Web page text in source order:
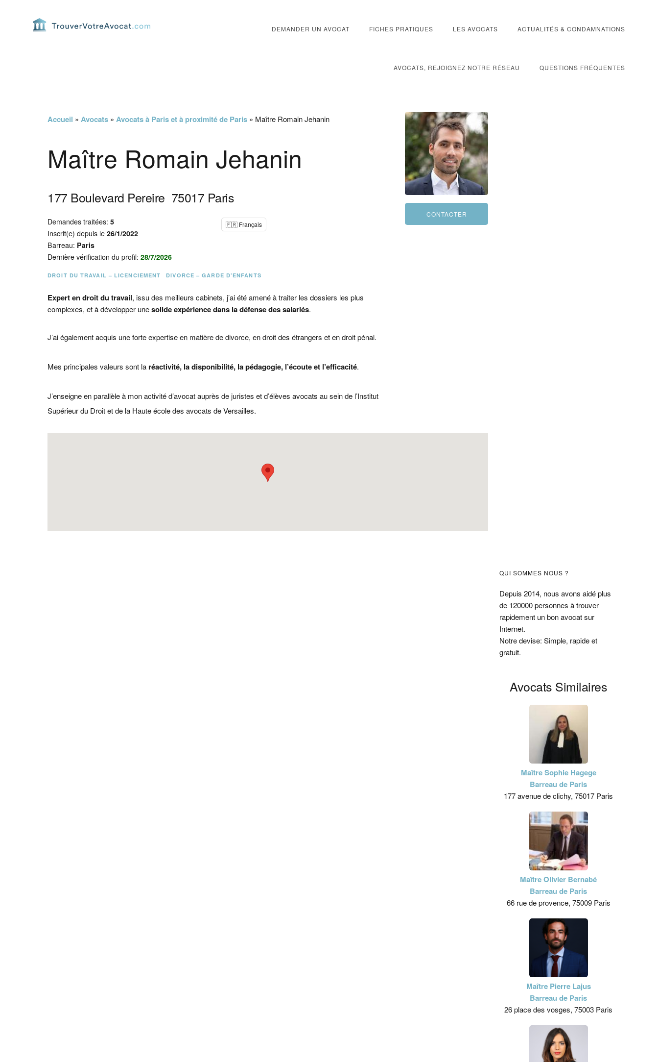
DEMANDER UN AVOCAT FICHES PRATIQUES LES AVOCATS ACTUALITÉS & CONDAMNATIONS
AVOCATS, REJOIGNEZ NOTRE RÉSEAU QUESTIONS FRÉQUENTES
Accueil » Avocats » Avocats à Paris et à proximité de Paris » Maître Romain Jehanin
Maître Romain Jehanin
177 Boulevard Pereire 75017 Paris
Demandes traitées:5
Inscrit(e) depuis le26/1/2022
Barreau: Paris
Dernière vérification du profil:28/7/2026
🇫🇷 Français
DROIT DU TRAVAIL – LICENCIEMENT DIVORCE – GARDE D’ENFANTS
Expert en droit du travail, issu des meilleurs cabinets, j’ai été amené à traiter les dossiers les plus
complexes, et à développer unesolide expérience dans la défense des salariés.
J’ai également acquis une forte expertise en matière de divorce, en droit des étrangers et en droit pénal.
Mes principales valeurs sont la réactivité, la disponibilité, la pédagogie, l’écoute et l’efficacité.
J’enseigne en parallèle à mon activité d’avocat auprès de juristes et d’élèves avocats au sein de l’Institut
Supérieur du Droit et de la Haute école des avocats de Versailles.
Barre
latérale
principale
QUI SOMMES NOUS ?
Depuis 2014, nous avons aidé plus
de 120000 personnes à trouver
rapidement un bon avocat sur
Internet.
Notre devise: Simple, rapide et
gratuit.
Avocats Similaires
Maître Sophie Hagege
Barreau de Paris
177 avenue de clichy, 75017 Paris
Maître Olivier Bernabé
Barreau de Paris
66 rue de provence, 75009 Paris
Maître Pierre Lajus
Barreau de Paris
26 place des vosges, 75003 Paris